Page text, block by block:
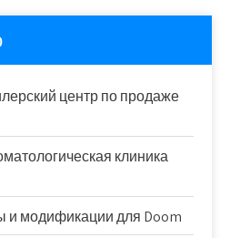
центр по продаже
клиника
и модификации для Doom